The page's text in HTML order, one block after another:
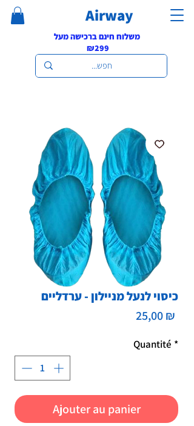
Airway
משלוח חינם ברכישה מעל
₪299
כיסוי לנעל מניילון - ערדליים
25,00 ₪
Quantité *
Ajouter au panier